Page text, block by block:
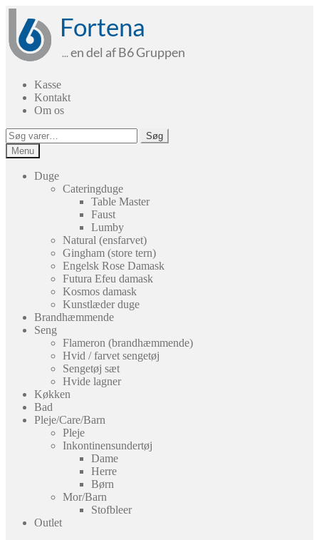
Spring
navigation
Spring
indhold
Kasse
Kontakt
Om os
Søg
efter:
Søg
Menu
Duge
Cateringduge
Table Master
Faust
Lumby
Natural (ensfarvet)
Gingham (store tern)
Engelsk Rose Damask
Futura Efeu damask
Kosmos damask
Kunstlæder duge
Brandhæmmende
Seng
Flameron (brandhæmmende)
Hvid / farvet sengetøj
Sengetøj sæt
Hvide lagner
Køkken
Bad
Pleje/Care/Barn
Pleje
Inkontinensundertøj
Dame
Herre
Børn
Mor/Barn
Stofbleer
Outlet